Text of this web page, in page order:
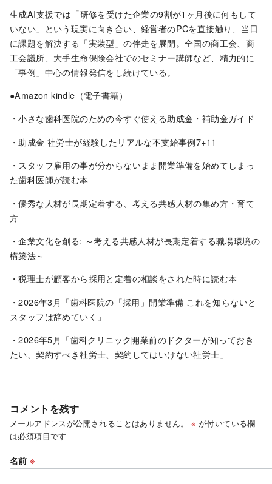
生成AI支援では「研修を受けた企業の9割が1ヶ月後に何もして
いない」という現実に向き合い、経営者のPCを直接触り、当日
に課題を解決する「実装型」の伴走を展開。全国の商工会、商
工会議所、大手生命保険会社でのセミナー講師など、精力的に
「事例」中心の情報発信をし続けている。
●Amazon kindle（電子書籍）
・小さな歯科医院のための今すぐ使える助成金・補助金ガイド
・助成金 社労士が経験したリアルな不支給事例7+11
・スタッフ雇用の事が分からないまま開業準備を始めてしまっ
た歯科医師が読む本
・優秀な人材が長期定着する、考える共感人材の集め方・育て
方
・企業文化を創る: ～考える共感人材が長期定着する職場環境の
構築法～
・税理士が顧客から採用と定着の相談をされた時に読む本
・2026年3月「歯科医院の「採用」開業準備 これを知らないと
スタッフは辞めていく」
・2026年5月「歯科クリニック開業前のドクターが知っておき
たい、契約すべき社労士、契約してはいけない社労士」
コメントを残す
メールアドレスが公開されることはありません。 ※ が付いている欄
は必須項目です
名前※